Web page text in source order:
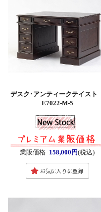
デスク･アンティークテイスト
E7022-M-5
業販価格 158,000円(税込)